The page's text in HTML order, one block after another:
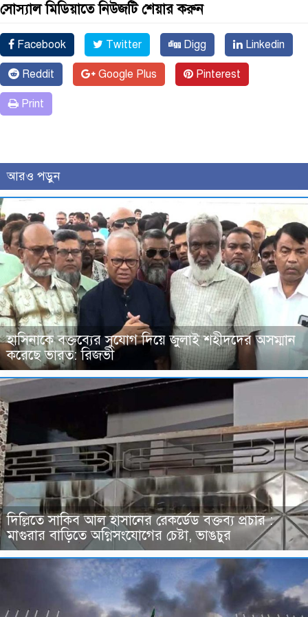
সোস্যাল মিডিয়াতে নিউজটি শেয়ার করুন
Facebook Twitter Digg Linkedin
Reddit Google Plus Pinterest
Print
আরও পড়ুন
হাসিনাকে বক্তব্যের সুযোগ দিয়ে জুলাই শহীদদের অসম্মান
করেছে ভারত: রিজভী
দিল্লিতে সাকিব আল হাসানের রেকর্ডেড বক্তব্য প্রচার :
মাগুরার বাড়িতে অগ্নিসংযোগের চেষ্টা, ভাঙচুর